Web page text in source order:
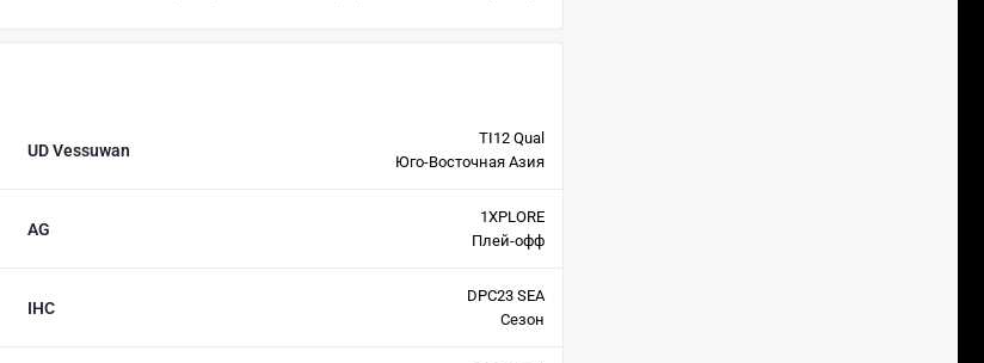
UD Vessuwan
TI12 Qual
Юго-Восточная Азия
AG
1XPLORE
Плей-офф
IHC
DPC23 SEA
Сезон